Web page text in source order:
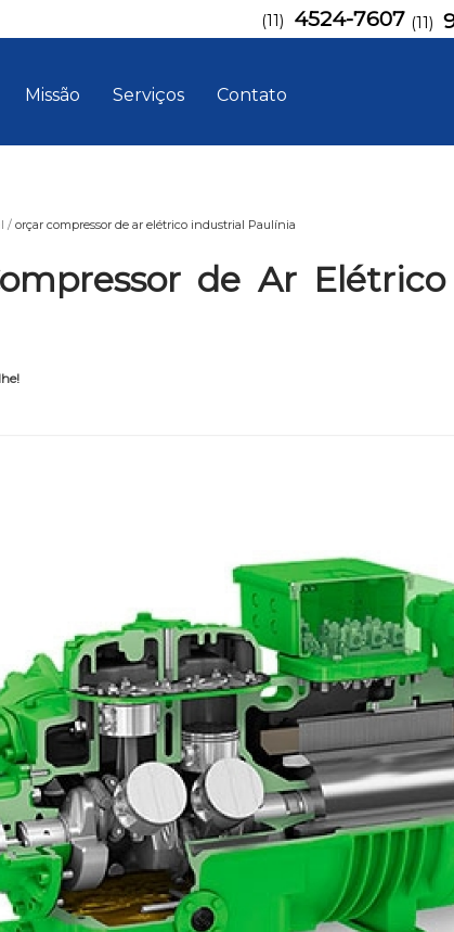
Missão Serviços Contato
(11) 4524-7607 (11)
orçar compressor de ar elétrico industrial Paulínia
de Ar